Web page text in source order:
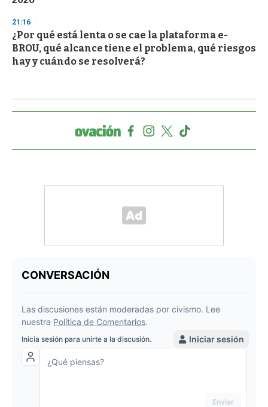
21:16
¿Por qué está lenta o se cae la plataforma e-
BROU, qué alcance tiene el problema, qué riesgos
hay y cuándo se resolverá?